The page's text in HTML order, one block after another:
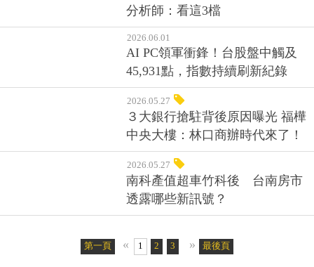
分析師：看這3檔
2026.06.01
AI PC領軍衝鋒！台股盤中觸及
45,931點，指數持續刷新紀錄
2026.05.27
３大銀行搶駐背後原因曝光 福樺
中央大樓：林口商辦時代來了！
2026.05.27
南科產值超車竹科後 台南房市
透露哪些新訊號？
第一頁 « 1 2 3 4 5 6
» 最後頁